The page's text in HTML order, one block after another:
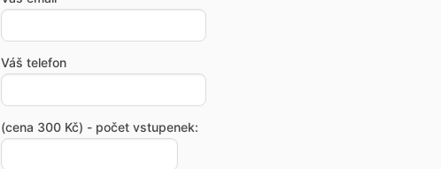
Váš telefon
(cena 300 Kč) - počet vstupenek: